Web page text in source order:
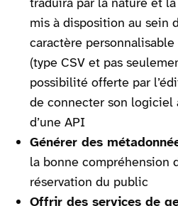
mis à disposition au sein
caractère
(type CSV et pas
possibilité offerte par
de connecter son logiciel
d’une API
Générer des
la bonne compréhension
réservation du public
Offrir des services de